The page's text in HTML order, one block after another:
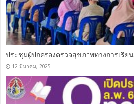
ประชุมผู้ปกครองตรวจสุขภาพทางการเรียน
12 มีนาคม, 2025